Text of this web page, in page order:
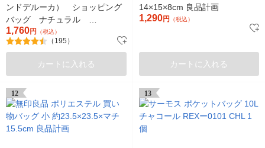
ンドデルーカ） ショッピング
バッグ ナチュラル
2000814201684
1,760円 （税込）
（195）
カートに入れる
14×15×8cm 良品計画
1,290円 （税込）
カートに入れる
12 13